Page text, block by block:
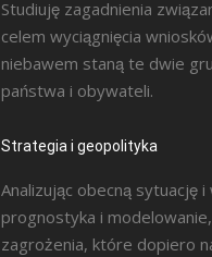
Studiuję zagadnienia
celem wyciągnięcia
niebawem staną te dwie
państwa i obywateli.
Strategia i geopolityka
Analizując obecną sytuację
prognostyka i
zagrożenia, które dopiero